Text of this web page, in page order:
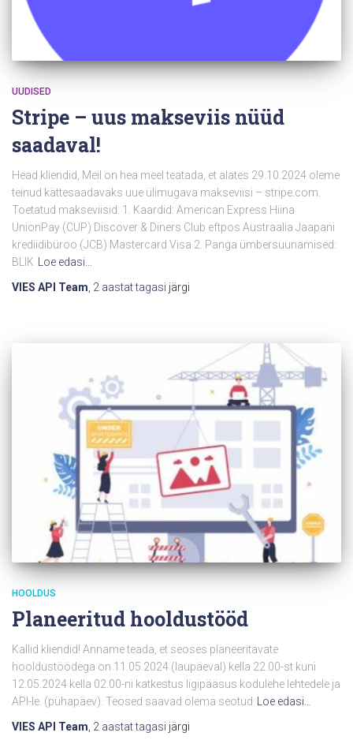
UUDISED
Stripe – uus makseviis nüüd
saadaval!
Head kliendid, Meil on hea meel teatada, et alates 29.10.2024 oleme
teinud kättesaadavaks uue ülimugava makseviisi – stripe.com.
Toetatud makseviisid: 1. Kaardid: American Express Hiina
UnionPay (CUP) Discover & Diners Club eftpos Austraalia Jaapani
krediidibüroo (JCB) Mastercard Visa 2. Panga ümbersuunamised:
BLIK
Loe edasi…
VIES API Team 2 aastattagasi järgi
HOOLDUS
Planeeritud hooldustööd
Kallid kliendid! Anname teada, et seoses planeeritavate
hooldustöödega on 11.05.2024 (laupäeval) kella 22.00-st kuni
12.05.2024 kella 02.00-ni katkestus ligipääsus kodulehe lehtedele ja
API-le. (pühapäev). Teosed saavad olema seotud Loe edasi…
VIES API Team, 2 aastattagasi järgi